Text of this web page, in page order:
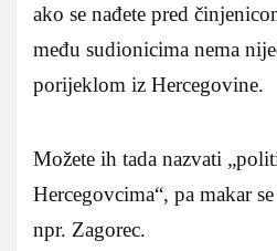
ako se nađete pred
među sudionicima nema
porijeklom iz Hercegovine.
Možete ih tada nazvati
Hercegovcima“, pa makar
npr. Zagorec.